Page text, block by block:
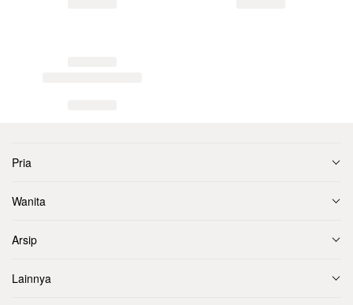
Pria
Wanita
Arsip
Lainnya